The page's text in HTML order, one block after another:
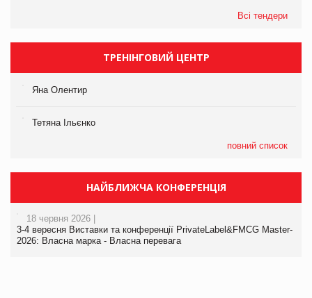
Всі тендери
ТРЕНІНГОВИЙ ЦЕНТР
Яна Олентир
Тетяна Ільєнко
повний список
НАЙБЛИЖЧА КОНФЕРЕНЦІЯ
18 червня 2026 |
3-4 вересня Виставки та конференції PrivateLabel&FMCG Master-
2026: Власна марка - Власна перевага